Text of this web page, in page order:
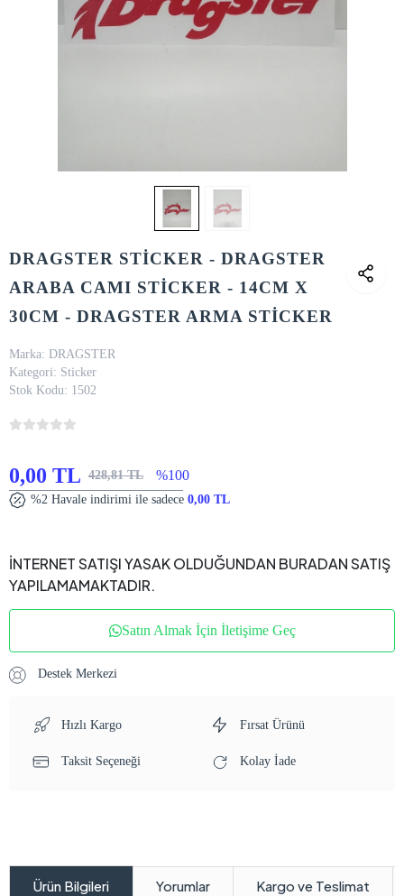
DRAGSTER STİCKER - DRAGSTER
ARABA CAMI STİCKER - 14CM X
30CM - DRAGSTER ARMA STİCKER
Marka: DRAGSTER
Kategori: Sticker
Stok Kodu: 1502
0,00 TL 428,81 TL %100
%2 Havale indirimi ile sadece 0,00 TL
İNTERNET SATIŞI YASAK OLDUĞUNDAN BURADAN SATIŞ
YAPILAMAMAKTADIR.
Satın Almak İçin İletişime Geç
Destek Merkezi
Hızlı Kargo Fırsat Ürünü
Taksit Seçeneği Kolay İade
Ürün Bilgileri Yorumlar Kargo ve Teslimat